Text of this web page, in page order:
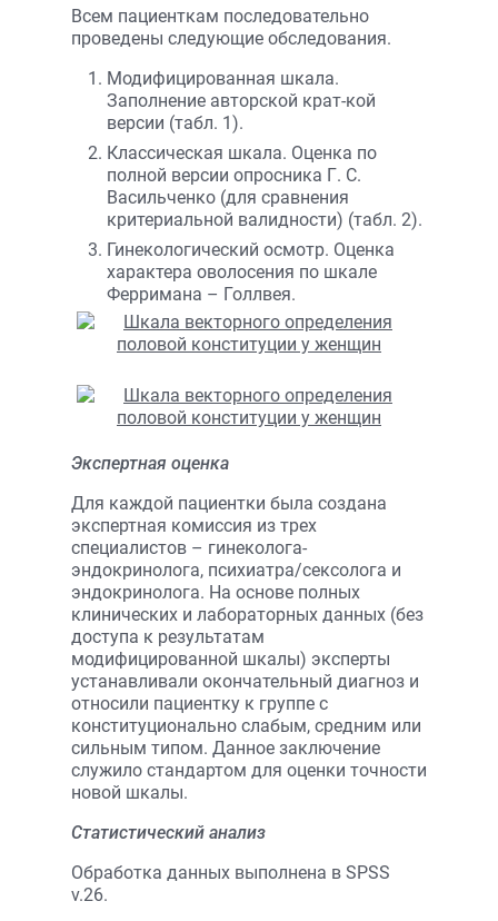
Всем пациенткам последовательно
проведены следующие обследования.
Модифицированная шкала.
Заполнение авторской крат-кой
версии (табл. 1).
Классическая шкала. Оценка по
полной версии опросника Г. С.
Васильченко (для сравнения
критериальной валидности) (табл. 2).
Гинекологический осмотр. Оценка
характера оволосения по шкале
Ферримана – Голлвея.
Экспертная оценка
Для каждой пациентки была создана
экспертная комиссия из трех
специалистов – гинеколога-
эндокринолога, психиатра/сексолога и
эндокринолога. На основе полных
клинических и лабораторных данных (без
доступа к результатам
модифицированной шкалы) эксперты
устанавливали окончательный диагноз и
относили пациентку к группе с
конституционально слабым, средним или
сильным типом. Данное заключение
служило стандартом для оценки точности
новой шкалы.
Статистический анализ
Обработка данных выполнена в SPSS
v.26.